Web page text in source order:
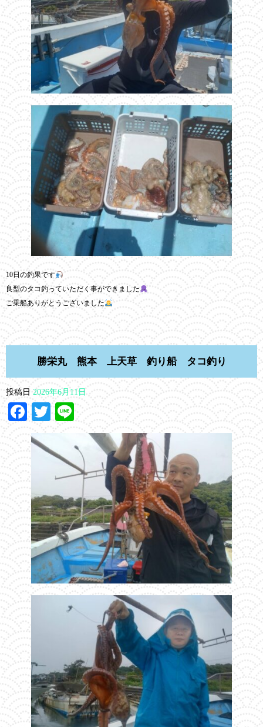
10日の釣果です
良型のタコ釣っていただく事ができました
ご乗船ありがとうございました
勝栄丸 熊本 上天草 釣り船 タコ釣り
投稿日 2026年6月11日
Facebook
Twitter
Line